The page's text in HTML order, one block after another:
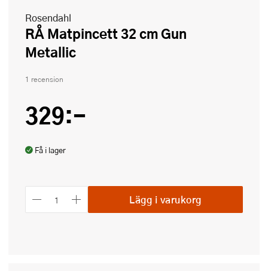
Rosendahl
RÅ Matpincett 32 cm Gun
Metallic
1 recension
329:-
Få i lager
Lägg i varukorg